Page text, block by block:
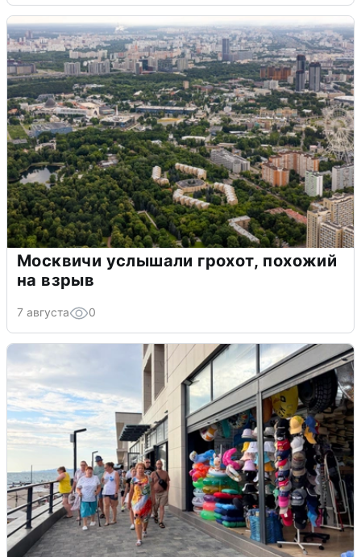
Москвичи услышали грохот, похожий
на взрыв
7 августа 0